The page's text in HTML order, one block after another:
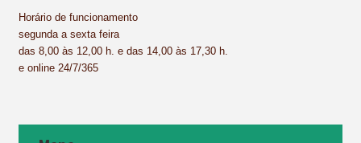
Horário de funcionamento
segunda a sexta feira
das 8,00 às 12,00 h. e das 14,00 às 17,30 h.
e online 24/7/365